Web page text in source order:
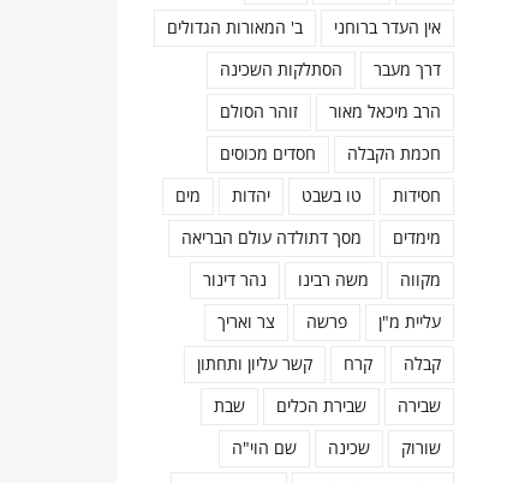
אין העדר ברוחני
ב' המאורות הגדולים
דרך מעבר
הסתלקות השכינה
הרב מיכאל מאור
זוהר הסולם
חכמת הקבלה
חסדים מכוסים
חסידות
טו בשבט יהדות
מים
מימדים
מסך דתולדה עולם הבריאה
מקווה
משה רבינו
נהר דינור
עליית מ"ן
פרשה
צר ואריך
קבלה
קרח
קשר עליון ותחתון
שבירה
שבירת הכלים
שבת
שורוק
שכינה
שם הוי"ה